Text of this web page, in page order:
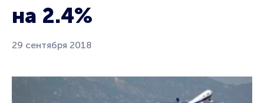
на 2.4%
29 сентября 2018